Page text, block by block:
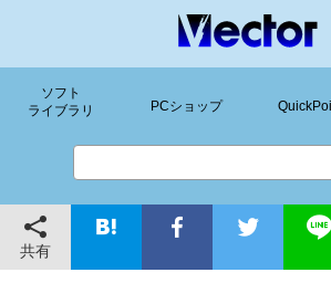
ソフト
ライブラリ
PCショップ
共有